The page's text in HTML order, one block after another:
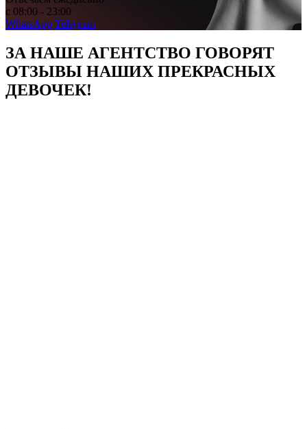
с 08:00 - 23:00
WhatsApp Telegram
ЗА НАШЕ АГЕНТСТВО ГОВОРЯТ
ОТЗЫВЫ НАШИХ ПРЕКРАСНЫХ
ДЕВОЧЕК!